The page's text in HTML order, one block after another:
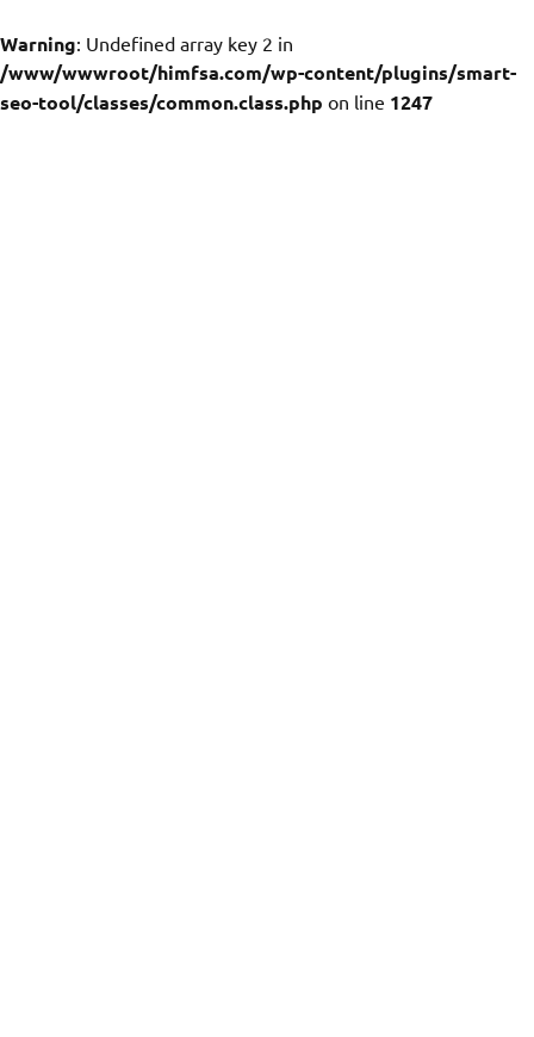
Warning: Undefined array key 2 in
/www/wwwroot/himfsa.com/wp-content/plugins/smart-
seo-tool/classes/common.class.php on line 1247